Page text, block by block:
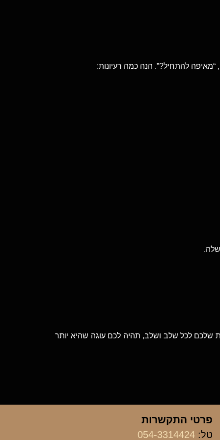
להתחיל?”. הנה כמה רעיונות:
שלכם לכל שלב ושלב, תהיה לכם עוגה שהיא יותר
פרטי התקשרות
טל: 054-3314424